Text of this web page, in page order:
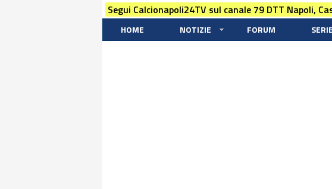
Segui Calcionapoli24TV sul canale 79 DTT Napoli,
HOME NOTIZIE FORUM